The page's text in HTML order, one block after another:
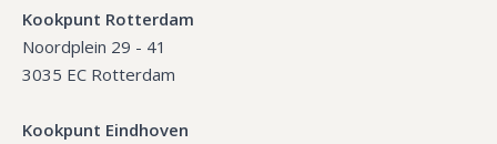
Kookpunt Rotterdam
Noordplein 29 - 41
3035 EC Rotterdam
Kookpunt Eindhoven